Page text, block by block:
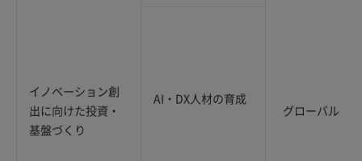
イノベーション創
出に向けた投資・
基盤づくり
グローバル
AI・DX人材の育成